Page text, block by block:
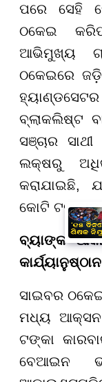
ପରେ ସେହି
ଠକେଇ
ଆଭିମୁଖ୍ୟ
ଠକେଇରେ
ବ୍ଲାକଲିଷ୍ଟ
ସଞ୍ଚାର
ଲକ୍ଷରୁ
କରାଯାଇଛି,
କୋଟି ଟଙ୍କାରୁ
ବ୍ୟାଙ୍କ
କାର୍ଯ୍ୟାନୁଷ୍ଠାନ
ସାଇବର
ମଧ୍ୟ ଆକ୍ସନ
ଟଙ୍କା
ବେଆଇନ